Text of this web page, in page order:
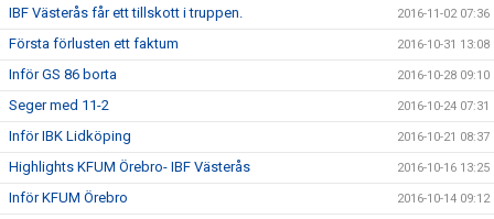
IBF Västerås får ett tillskott i truppen. 2016-11-02 07:36
Första förlusten ett faktum 2016-10-31 13:08
Inför GS 86 borta 2016-10-28 09:10
Seger med 11-2 2016-10-24 07:31
Inför IBK Lidköping 2016-10-21 08:37
Highlights KFUM Örebro- IBF Västerås 2016-10-16 13:25
Inför KFUM Örebro 2016-10-14 09:12